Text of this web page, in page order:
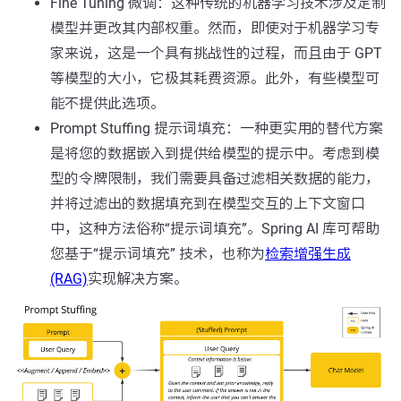
Fine Tuning 微调：这种传统的机器学习技术涉及定制
模型并更改其内部权重。然而，即使对于机器学习专
家来说，这是一个具有挑战性的过程，而且由于 GPT
等模型的大小，它极其耗费资源。此外，有些模型可
能不提供此选项。
Prompt Stuffing 提示词填充：一种更实用的替代方案
是将您的数据嵌入到提供给模型的提示中。考虑到模
型的令牌限制，我们需要具备过滤相关数据的能力，
并将过滤出的数据填充到在模型交互的上下文窗口
中，这种方法俗称“提示词填充”。Spring AI 库可帮助
您基于“提示词填充” 技术，也称为检索增强生成
(RAG)实现解决方案。